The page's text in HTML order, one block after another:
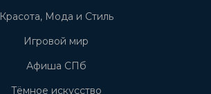
Красота, Мода и Стиль
Игровой мир
Афиша СПб
Тёмное искусство